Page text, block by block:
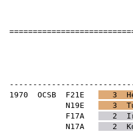
Országos
1970 OCSB F21E 3
N19E
3
F17A
2
N17A
2